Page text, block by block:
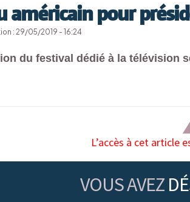
américain pour
: 29/05/2019 - 16:24
du festival dédié à la télévision
L’accès à cet article
VOUS AVEZ